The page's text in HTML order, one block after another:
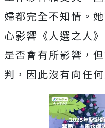
婦都完全不知情。
心影響《人選之人
是否會有所影響，
判，因此沒有向任何